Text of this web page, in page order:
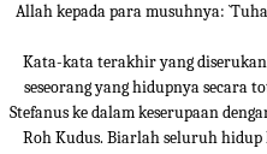
Allah kepada para musuhnya:
Kata-kata terakhir yang
seseorang yang hidupnya secara
Stefanus ke dalam keserupaan
Roh Kudus. Biarlah seluruh